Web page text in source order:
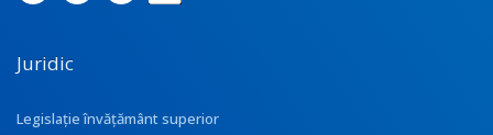
Juridic
Legislație învățământ superior